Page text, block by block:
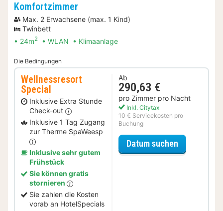
Komfortzimmer
Max. 2 Erwachsene (max. 1 Kind)
Twinbett
24m2 WLAN Klimaanlage
Die Bedingungen
Wellnessresort
Special
Inklusive Extra Stunde
Check-out
Inklusive 1 Tag Zugang
zur Therme SpaWeesp
Inklusive sehr gutem
Frühstück
Sie können gratis
stornieren
Sie zahlen die Kosten
vorab an HotelSpecials
Ab
290,63 €
pro Zimmer pro Nacht
Inkl. Citytax
10 € Servicekosten pro
Buchung
Datum suchen